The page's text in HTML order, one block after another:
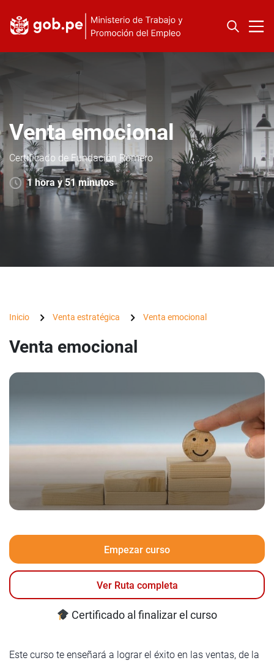
Venta emocional
Certificado de Fundación Romero
1 hora y 51 minutos
Inicio Venta estratégica Venta emocional
Venta emocional
Empezar curso
Ver Ruta completa
Certificado al finalizar el curso
Este curso te enseñará a lograr el éxito en las ventas, de la